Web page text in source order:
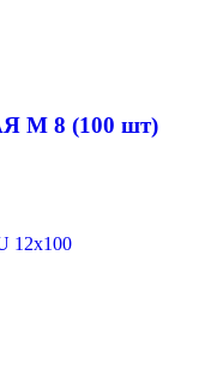
М 8 (100 шт)